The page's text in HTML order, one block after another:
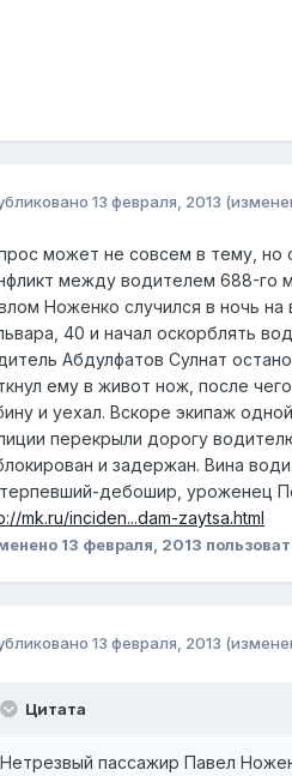
13 февраля, 2013
может не совсем в тему, но
между водителем 688-го
Ноженко случился в ночь на
40 и начал оскорблять
Абдулфатов Сулнат
ему в живот нож, после
и уехал. Вскоре экипаж
перекрыли дорогу
и задержан. Вина
дебошир, уроженец
mk.ru/inciden...dam-zaytsa.html
13 февраля, 2013
13 февраля, 2013
Цитата
Нетрезвый пассажир Павел